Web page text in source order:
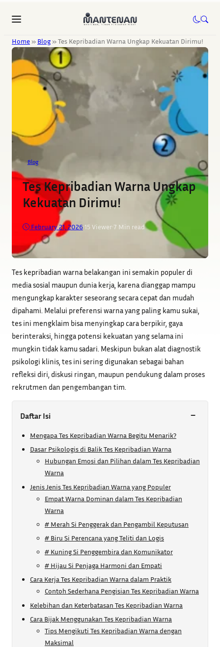
Home » Blog »Tes Kepribadian Warna Ungkap Kekuatan Dirimu!
Blog
Tes Kepribadian Warna Ungkap
Kekuatan Dirimu!
February 21, 2026•15 Viewer•7 Min read
Tes kepribadian warna belakangan ini semakin populer di
media sosial maupun dunia kerja, karena dianggap mampu
mengungkap karakter seseorang secara cepat dan mudah
dipahami. Melalui preferensi warna yang paling kamu sukai,
tes ini mengklaim bisa menyingkap cara berpikir, gaya
berinteraksi, hingga potensi kekuatan yang selama ini
mungkin tidak kamu sadari. Meskipun bukan alat diagnostik
psikologi klinis, tes ini sering digunakan sebagai bahan
refleksi diri, diskusi ringan, maupun pendukung dalam proses
rekrutmen dan pengembangan tim.
Daftar Isi −
Mengapa Tes Kepribadian Warna Begitu Menarik?
Dasar Psikologis di Balik Tes Kepribadian Warna
Hubungan Emosi dan Pilihan dalam Tes Kepribadian
Warna
Jenis Jenis Tes Kepribadian Warna yang Populer
Empat Warna Dominan dalam Tes Kepribadian
Warna
# Merah Si Penggerak dan Pengambil Keputusan
# Biru Si Perencana yang Teliti dan Logis
# Kuning Si Penggembira dan Komunikator
# Hijau Si Penjaga Harmoni dan Empati
Cara Kerja Tes Kepribadian Warna dalam Praktik
Contoh Sederhana Pengisian Tes Kepribadian Warna
Kelebihan dan Keterbatasan Tes Kepribadian Warna
Cara Bijak Menggunakan Tes Kepribadian Warna
Tips Mengikuti Tes Kepribadian Warna dengan
Maksimal